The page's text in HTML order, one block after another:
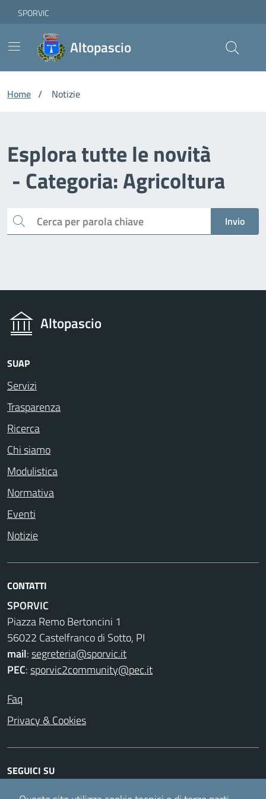
Skip to Main Content
Vai ai contenuti
Vai al footer
SPORVIC
Altopascio
Home / Notizie
Esplora tutte le novità
- Categoria: Agricoltura
Cerca Invio
Altopascio
SUAP
Servizi
Trasparenza
Ricerca
Chi siamo
Modulistica
Normativa
Eventi
Notizie
CONTATTI
SPORVIC
Piazza Remo Bertoncini 1
56022 Castelfranco di Sotto, PI
mail:segreteria@sporvic.it
PEC:sporvic2community@pec.it
Faq
Privacy & Cookies
SEGUICI SU
FacebookInstagramTwitter Youtube